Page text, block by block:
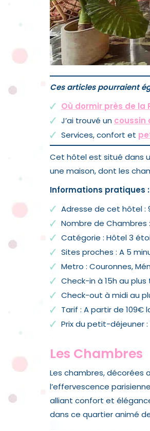
Ces articles pourraient
Où dormir près de la
J’ai trouvé un coussin
Services, confort et
Cet hôtel est situé dans
une maison, dont les
Informations pratiques :
Adresse de cet hôtel :
Nombre de Chambres
Catégorie : Hôtel 3
Sites proches : A 5
Metro : Couronnes,
Check-in à 15h au
Check-out à midi au
Tarif : A partir de 109€
Prix du petit-déjeuner
Les Chambres
Les chambres, décorées
l’effervescence
alliant confort et
dans ce quartier animé